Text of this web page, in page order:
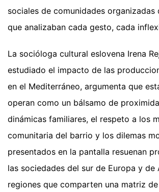
sociales de comunidades organizadas
que analizaban cada gesto, cada
La socióloga cultural eslovena Irena
estudiado el impacto de las
en el Mediterráneo, argumenta que
operan como un bálsamo de
dinámicas familiares, el respeto a los
comunitaria del barrio y los dilemas
presentados en la pantalla resuenan
las sociedades del sur de Europa y de
regiones que comparten una matriz